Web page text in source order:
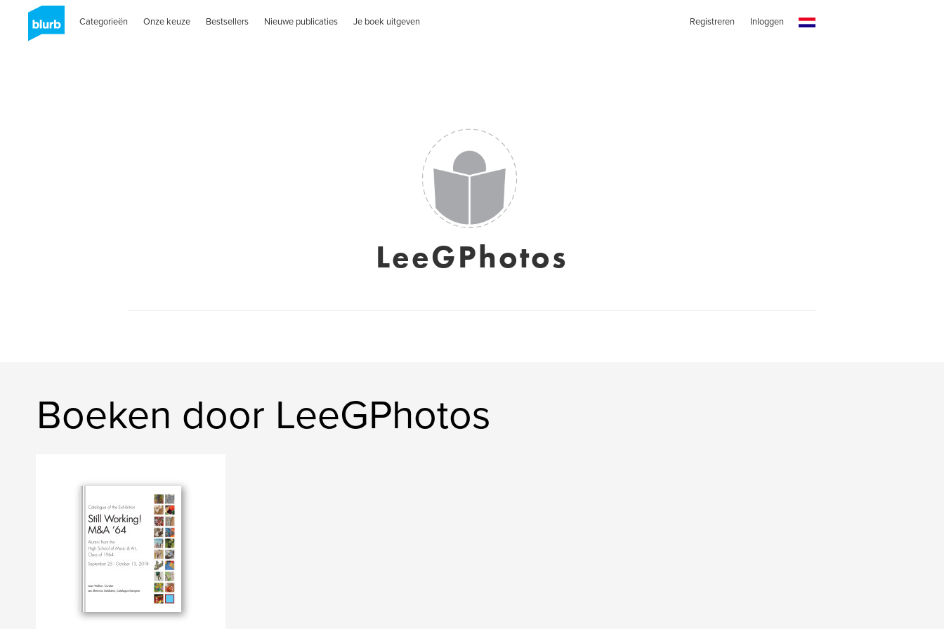
Categorieën Onze keuze Bestsellers Nieuwe publicaties Je boek uitgeven Registreren Inloggen
LeeGPhotos
Boeken door LeeGPhotos